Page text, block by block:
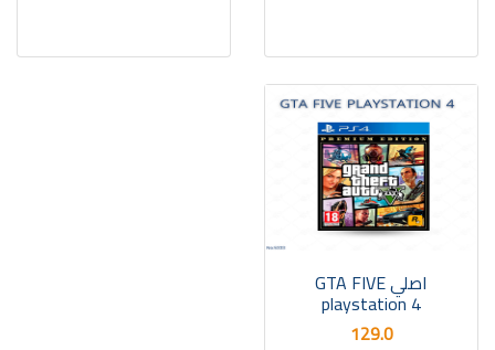
اصلي GTA FIVE
playstation 4
129.0